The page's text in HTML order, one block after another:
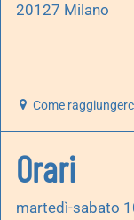
20127 Milano
Come
Orari
martedì-sabato